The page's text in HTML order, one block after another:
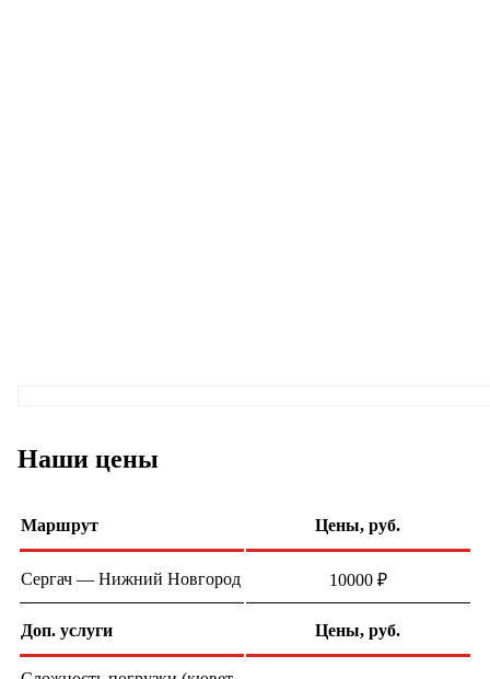
Наши цены
Маршрут Цены, руб.
Сергач — Нижний Новгород 10000 ₽
Доп. услуги Цены, руб.